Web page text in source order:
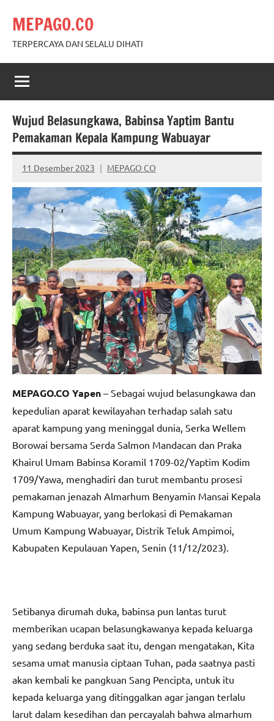
content
MEPAGO.CO
TERPERCAYA DAN SELALU DIHATI
Wujud Belasungkawa, Babinsa Yaptim Bantu
Pemakaman Kepala Kampung Wabuayar
11 Desember 2023 MEPAGO CO
No
comments
MEPAGO.CO Yapen – Sebagai wujud belasungkawa dan
kepedulian aparat kewilayahan terhadap salah satu
aparat kampung yang meninggal dunia, Serka Wellem
Borowai bersama Serda Salmon Mandacan dan Praka
Khairul Umam Babinsa Koramil 1709-02/Yaptim Kodim
1709/Yawa, menghadiri dan turut membantu prosesi
pemakaman jenazah Almarhum Benyamin Mansai Kepala
Kampung Wabuayar, yang berlokasi di Pemakaman
Umum Kampung Wabuayar, Distrik Teluk Ampimoi,
Kabupaten Kepulauan Yapen, Senin (11/12/2023).
Setibanya dirumah duka, babinsa pun lantas turut
memberikan ucapan belasungkawanya kepada keluarga
yang sedang berduka saat itu, dengan mengatakan, Kita
sesama umat manusia ciptaan Tuhan, pada saatnya pasti
akan kembali ke pangkuan Sang Pencipta, untuk itu
kepada keluarga yang ditinggalkan agar jangan terlalu
larut dalam kesedihan dan percayalah bahwa almarhum